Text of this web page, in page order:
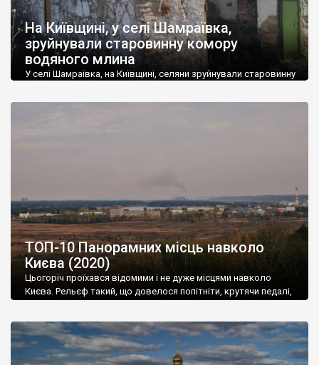
На Київщині, у селі Шамраївка,
зруйнували старовинну комору
водяного млина
У селі Шамраївка, на Київщині, селяни зруйнували старовинну
включена у Державний реєстр пам’яток — мовляв, це, згідно
ТОП-10 Панорамних місць навколо
Києва (2020)
Цьогоріч проїхався відомими і не дуже місцями навколо
Києва. Рельєф такий, що довелося попітніти, крутячи педалі,